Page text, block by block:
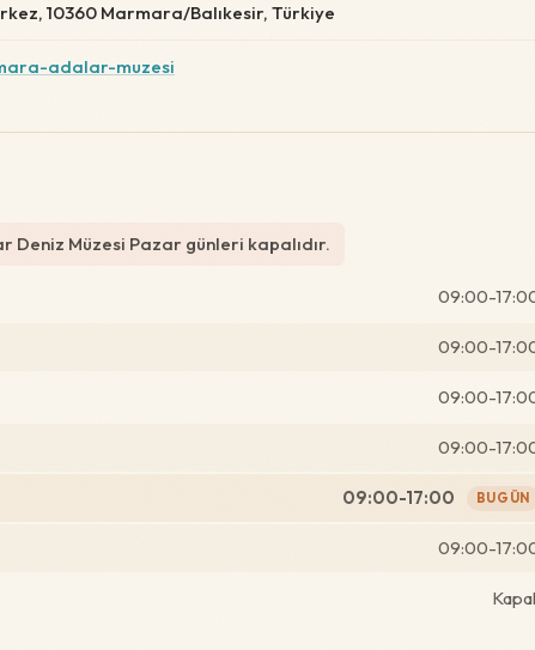
10360 Marmara/Balıkesir, Türkiye
adalar-muzesi
Müzesi Pazar günleri kapalıdır.
09:00-
09:00-
09:00-
09:00-
09:00-17:00 BUGÜN
09:00-